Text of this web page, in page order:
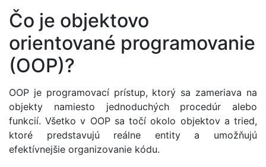
Čo je objektovo
orientované programovanie
(OOP)?
OOP je programovací prístup, ktorý sa zameriava na
objekty namiesto jednoduchých procedúr alebo
funkcií. Všetko v OOP sa točí okolo objektov a tried,
ktoré predstavujú reálne entity a umožňujú
efektívnejšie organizovanie kódu.